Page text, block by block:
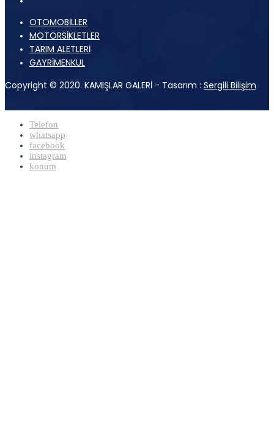
OTOMOBİLLER
MOTORSİKLETLER
TARIM ALETLERİ
GAYRİMENKUL
Copyright © 2020. KAMIŞLAR GALERİ - Tasarım : Sergili Bilişim
Telefon
whatsapp
facebook
instagram
konum